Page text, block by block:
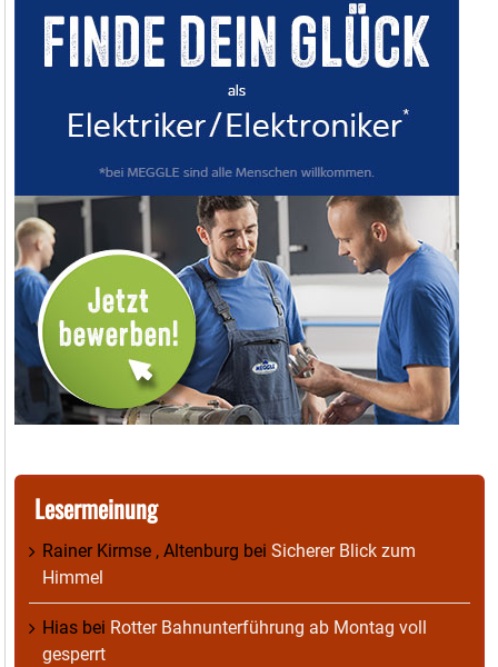
Lesermeinung
Rainer Kirmse , Altenburg bei Sicherer Blick zum
Himmel
Hias bei Rotter Bahnunterführung ab Montag voll
gesperrt